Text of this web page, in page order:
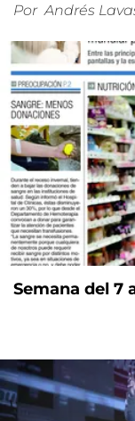
Por Andrés
Semana del 7